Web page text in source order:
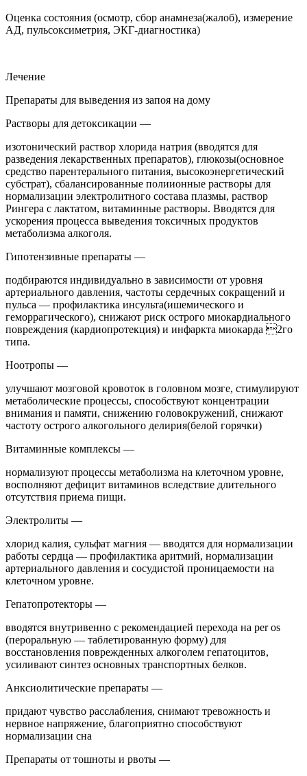
Оценка состояния (осмотр, сбор анамнеза(жалоб), измерение
АД, пульсоксиметрия, ЭКГ-диагностика)
Лечение
Препараты для выведения из запоя на дому
Растворы для детоксикации —
изотонический раствор хлорида натрия (вводятся для
разведения лекарственных препаратов), глюкозы(основное
средство парентерального питания, высокоэнергетический
субстрат), сбалансированные полиионные растворы для
нормализации электролитного состава плазмы, раствор
Рингера с лактатом, витаминные растворы. Вводятся для
ускорения процесса выведения токсичных продуктов
метаболизма алкоголя.
Гипотензивные препараты —
подбираются индивидуально в зависимости от уровня
артериального давления, частоты сердечных сокращений и
пульса — профилактика инсульта(ишемического и
геморрагического), снижают риск острого миокардиального
повреждения (кардиопротекция) и инфаркта миокарда 2го
типа.
Ноотропы —
улучшают мозговой кровоток в головном мозге, стимулируют
метаболические процессы, способствуют концентрации
внимания и памяти, снижению головокружений, снижают
частоту острого алкогольного делирия(белой горячки)
Витаминные комплексы —
нормализуют процессы метаболизма на клеточном уровне,
восполняют дефицит витаминов вследствие длительного
отсутствия приема пищи.
Электролиты —
хлорид калия, сульфат магния — вводятся для нормализации
работы сердца — профилактика аритмий, нормализации
артериального давления и сосудистой проницаемости на
клеточном уровне.
Гепатопротекторы —
вводятся внутривенно с рекомендацией перехода на per os
(пероральную — таблетированную форму) для
восстановления поврежденных алкоголем гепатоцитов,
усиливают синтез основных транспортных белков.
Анксиолитические препараты —
придают чувство расслабления, снимают тревожность и
нервное напряжение, благоприятно способствуют
нормализации сна
Препараты от тошноты и рвоты —